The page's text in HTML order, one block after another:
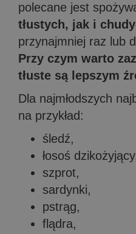
polecane jest
tłustych, jak i
przynajmniej raz lub
Przy czym warto
tłuste są lepszym
Dla najmłodszych
na przykład:
śledź,
łosoś
szprot,
sardynki,
pstrąg,
flądra,